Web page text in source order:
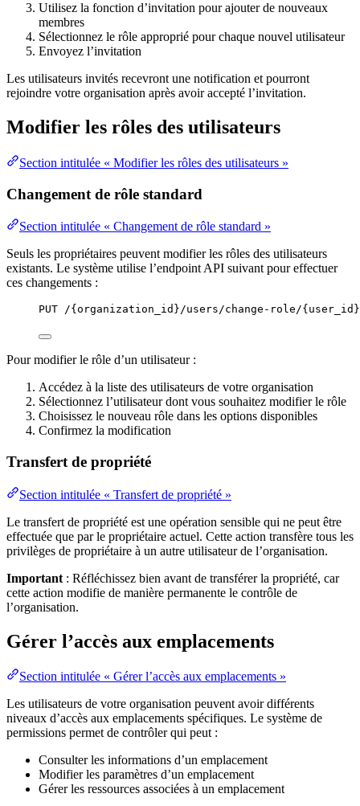
Utilisez la fonction d’invitation pour ajouter de nouveaux
membres
Sélectionnez le rôle approprié pour chaque nouvel utilisateur
Envoyez l’invitation
Les utilisateurs invités recevront une notification et pourront
rejoindre votre organisation après avoir accepté l’invitation.
Modifier les rôles des utilisateurs
Section intitulée « Modifier les rôles des utilisateurs »
Changement de rôle standard
Section intitulée « Changement de rôle standard »
Seuls les propriétaires peuvent modifier les rôles des utilisateurs
existants. Le système utilise l’endpoint API suivant pour effectuer
ces changements :
PUT /{organization_id}/users/change-role/{user_id}
Pour modifier le rôle d’un utilisateur :
Accédez à la liste des utilisateurs de votre organisation
Sélectionnez l’utilisateur dont vous souhaitez modifier le rôle
Choisissez le nouveau rôle dans les options disponibles
Confirmez la modification
Transfert de propriété
Section intitulée « Transfert de propriété »
Le transfert de propriété est une opération sensible qui ne peut être
effectuée que par le propriétaire actuel. Cette action transfère tous les
privilèges de propriétaire à un autre utilisateur de l’organisation.
Important : Réfléchissez bien avant de transférer la propriété, car
cette action modifie de manière permanente le contrôle de
l’organisation.
Gérer l’accès aux emplacements
Section intitulée « Gérer l’accès aux emplacements »
Les utilisateurs de votre organisation peuvent avoir différents
niveaux d’accès aux emplacements spécifiques. Le système de
permissions permet de contrôler qui peut :
Consulter les informations d’un emplacement
Modifier les paramètres d’un emplacement
Gérer les ressources associées à un emplacement